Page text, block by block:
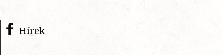
Hírek